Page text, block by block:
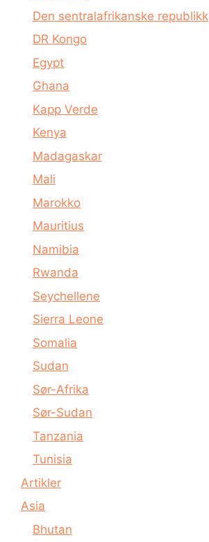
Den sentralafrikanske republikk
DR Kongo
Egypt
Ghana
Kapp Verde
Kenya
Madagaskar
Mali
Marokko
Mauritius
Namibia
Rwanda
Seychellene
Sierra Leone
Somalia
Sudan
Sør-Afrika
Sør-Sudan
Tanzania
Tunisia
Artikler
Asia
Bhutan